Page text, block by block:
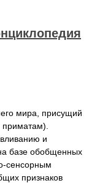
мира, присущий
и
базе обобщенных
сенсорным
признаков